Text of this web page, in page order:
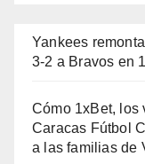
Yankees
3-2 a Bravos en
Cómo 1xBet, los
Caracas Fútbol
a las familias de